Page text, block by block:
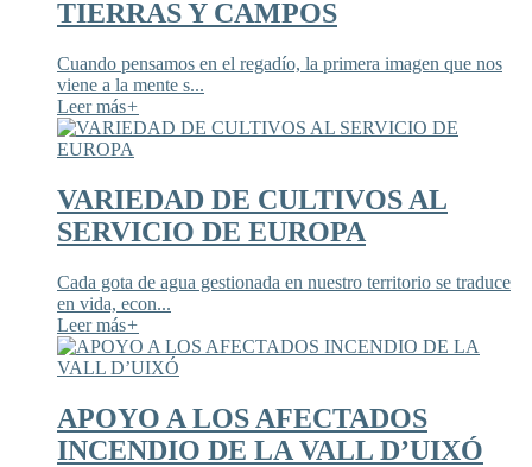
TIERRAS Y CAMPOS
Cuando pensamos en el regadío, la primera imagen que nos
viene a la mente s...
Leer más+
VARIEDAD DE CULTIVOS AL
SERVICIO DE EUROPA
Cada gota de agua gestionada en nuestro territorio se traduce
en vida, econ...
Leer más+
APOYO A LOS AFECTADOS
INCENDIO DE LA VALL D’UIXÓ